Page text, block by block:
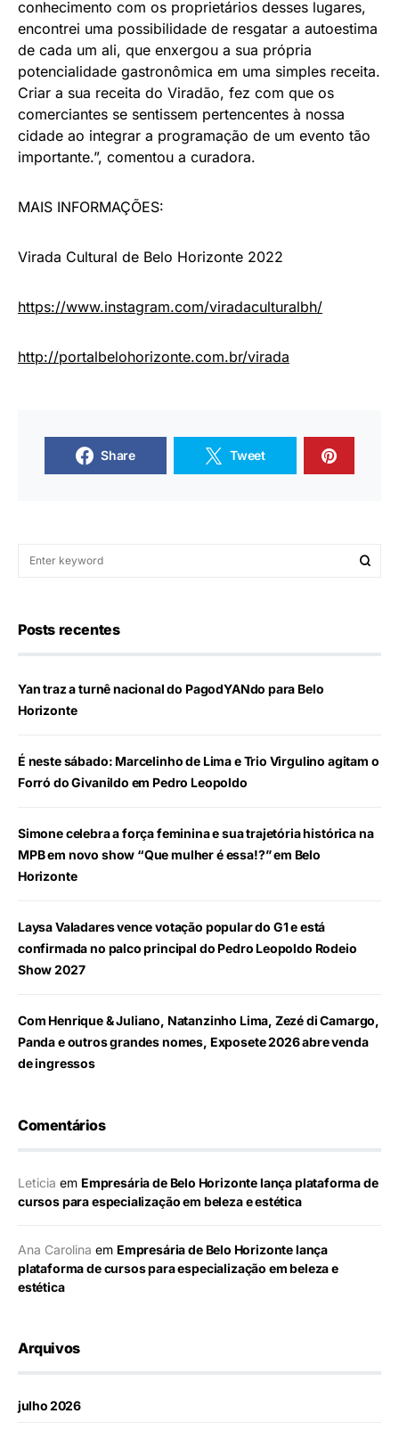
conhecimento com os proprietários desses lugares,
encontrei uma possibilidade de resgatar a autoestima
de cada um ali, que enxergou a sua própria
potencialidade gastronômica em uma simples receita.
Criar a sua receita do Viradão, fez com que os
comerciantes se sentissem pertencentes à nossa
cidade ao integrar a programação de um evento tão
importante.”, comentou a curadora.
MAIS INFORMAÇÕES:
Virada Cultural de Belo Horizonte 2022
https://www.instagram.com/viradaculturalbh/
http://portalbelohorizonte.com.br/virada
Share Tweet
Posts recentes
Yan traz a turnê nacional do PagodYANdo para Belo
Horizonte
É neste sábado: Marcelinho de Lima e Trio Virgulino agitam o
Forró do Givanildo em Pedro Leopoldo
Simone celebra a força feminina e sua trajetória histórica na
MPB em novo show “Que mulher é essa!?” em Belo
Horizonte
Laysa Valadares vence votação popular do G1 e está
confirmada no palco principal do Pedro Leopoldo Rodeio
Show 2027
Com Henrique & Juliano, Natanzinho Lima, Zezé di Camargo,
Panda e outros grandes nomes, Exposete 2026 abre venda
de ingressos
Comentários
Leticia em Empresária de Belo Horizonte lança plataforma de
cursos para especialização em beleza e estética
Ana Carolina em Empresária de Belo Horizonte lança
plataforma de cursos para especialização em beleza e
estética
Arquivos
julho 2026